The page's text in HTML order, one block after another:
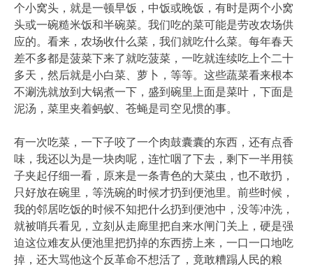
个小窝头，就是一顿早饭，中饭或晚饭，有时是两个小窝
头或一碗糙米饭和半碗菜。我们吃的菜可能是劳改农场供
应的。看来，农场收什么菜，我们就吃什么菜。每年春天
差不多都是菠菜下来了就吃菠菜，一吃就连续吃上个二十
多天，然后就是小白菜、萝卜，等等。这些蔬菜看来根本
不涮洗就放到大锅煮一下，盛到碗里上面是菜叶，下面是
泥汤，菜里夹着蚂蚁、苍蝇是司空见惯的事。
有一次吃菜，一下子咬了一个肉鼓囊囊的东西，还有点香
味，我还以为是一块肉呢，连忙咽了下去，剩下一半用筷
子夹起仔细一看，原来是一条青色的大菜虫，也不敢扔，
只好放在碗里，等洗碗的时候才扔到便池里。前些时候，
我的邻居吃饭的时候不知把什么扔到便池中，没等冲洗，
就被哨兵看见，立刻从走廊里把自来水闸门关上，硬是强
迫这位难友从便池里把扔掉的东西捞上来，一口一口地吃
掉，还大骂他这个反革命不想活了，竟敢糟蹋人民的粮